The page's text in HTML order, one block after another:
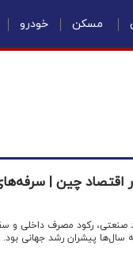
مسکن خودرو
اقتصاد چین |
صنعتی، رکود مصرف داخلی و
پیشران رشد جهانی بود.